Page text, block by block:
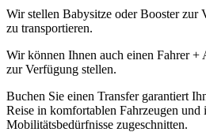
Wir stellen Babysitze oder Booster zur
zu transportieren.
Wir können Ihnen auch einen Fahrer +
zur Verfügung stellen.
Buchen Sie einen Transfer garantiert
Reise in komfortablen Fahrzeugen und
Mobilitätsbedürfnisse zugeschnitten.